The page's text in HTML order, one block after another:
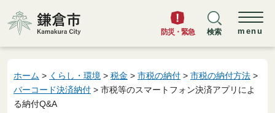
鎌倉市
防災・緊急 検索 menu
ホーム > くらし・環境 > 税金 > 市税の納付 > 市税の納付方法 >
バーコード決済納付 > 市税等のスマートフォン決済アプリによ
る納付Q&A